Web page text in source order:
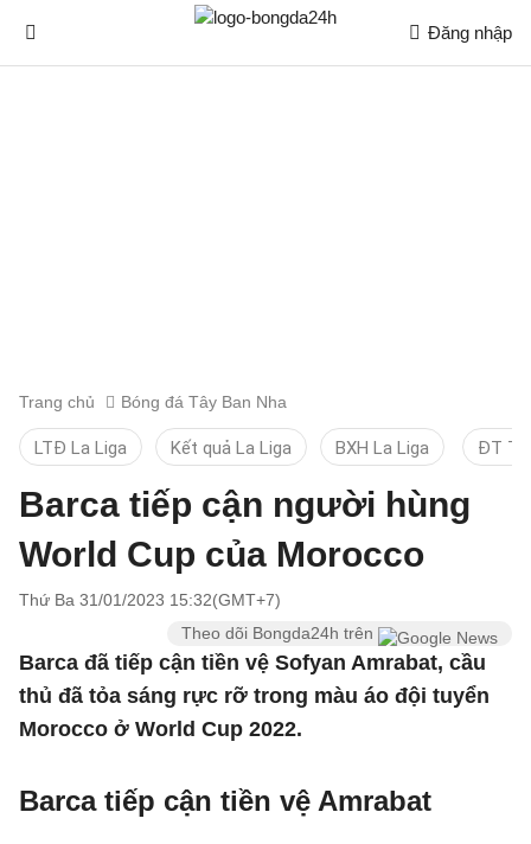
Đăng nhập
Trang chủ Bóng đá Tây Ban Nha
LTĐ La Liga Kết quả La Liga BXH La Liga ĐT
Barca tiếp cận người hùng
World Cup của Morocco
Thứ Ba 31/01/2023 15:32(GMT+7)
Theo dõi Bongda24h trên
Barca đã tiếp cận tiền vệ Sofyan Amrabat, cầu
thủ đã tỏa sáng rực rỡ trong màu áo đội tuyển
Morocco ở World Cup 2022.
Barca tiếp cận tiền vệ Amrabat